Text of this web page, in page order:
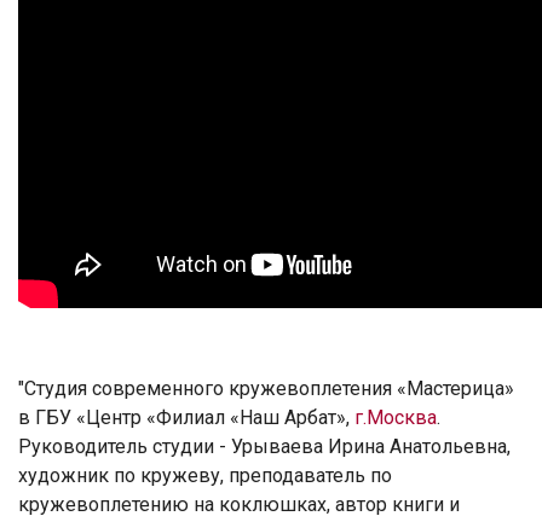
"Студия современного кружевоплетения «Мастерица»
в ГБУ «Центр «Филиал «Наш Арбат», г.Москва.
Руководитель студии - Урываева Ирина Анатольевна,
художник по кружеву, преподаватель по
кружевоплетению на коклюшках, автор книги и